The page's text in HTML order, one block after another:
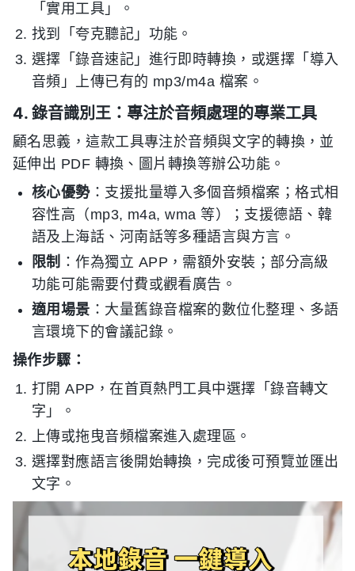
「實用工具」。
找到「夸克聽記」功能。
選擇「錄音速記」進行即時轉換，或選擇「導入
音頻」上傳已有的 mp3/m4a 檔案。
4. 錄音識別王：專注於音頻處理的專業工具
顧名思義，這款工具專注於音頻與文字的轉換，並
延伸出 PDF 轉換、圖片轉換等辦公功能。
核心優勢：支援批量導入多個音頻檔案；格式相
容性高（mp3, m4a, wma 等）；支援德語、韓
語及上海話、河南話等多種語言與方言。
限制 ：作為獨立 APP，需額外安裝；部分高級
功能可能需要付費或觀看廣告。
適用場景 ：大量舊錄音檔案的數位化整理、多語
言環境下的會議記錄。
操作步驟：
打開 APP，在首頁熱門工具中選擇「錄音轉文
字」。
上傳或拖曳音頻檔案進入處理區。
選擇對應語言後開始轉換，完成後可預覽並匯出
文字。